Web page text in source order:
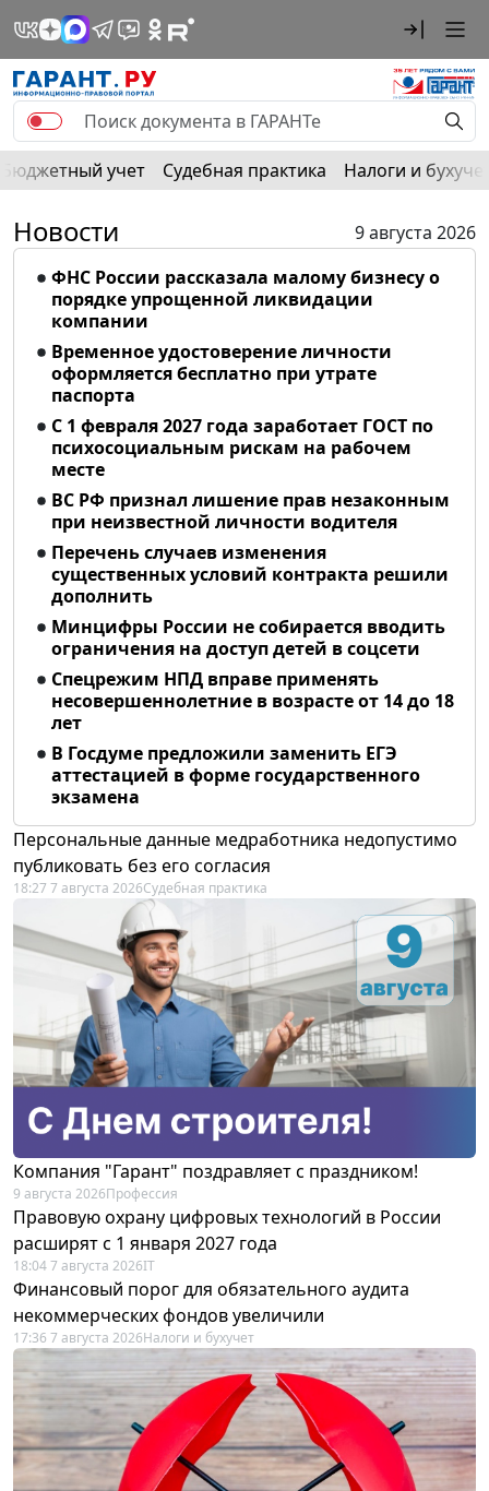
Бюджетный учет Судебная практика Налоги и
Новости
9 августа 2026
ФНС России рассказала малому бизнесу о
порядке упрощенной ликвидации
компании
Временное удостоверение личности
оформляется бесплатно при утрате
паспорта
С 1 февраля 2027 года заработает ГОСТ по
психосоциальным рискам на рабочем
месте
ВС РФ признал лишение прав незаконным
при неизвестной личности водителя
Перечень случаев изменения
существенных условий контракта решили
дополнить
Минцифры России не собирается вводить
ограничения на доступ детей в соцсети
Спецрежим НПД вправе применять
несовершеннолетние в возрасте от 14 до 18
лет
В Госдуме предложили заменить ЕГЭ
аттестацией в форме государственного
экзамена
Персональные данные медработника недопустимо
публиковать без его согласия
18:27 7 августа 2026Судебная практика
Компания "Гарант" поздравляет с праздником!
9 августа 2026Профессия
Правовую охрану цифровых технологий в России
расширят с 1 января 2027 года
18:04 7 августа 2026IT
Финансовый порог для обязательного аудита
некоммерческих фондов увеличили
17:36 7 августа 2026Налоги и бухучет